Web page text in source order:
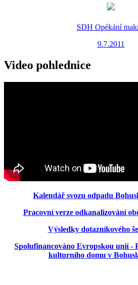
SDH Opékání
9.7.2011
Video pohlednice
Kalendář svozu odpadu
Pracovní verze odkanalizování
Výsledky dotazníkového
Spolufinancováno Evropskou unií -
kulturního domu v